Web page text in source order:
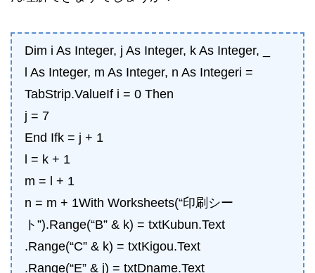
Dim i As Integer, j As Integer, k As Integer, _
l As Integer, m As Integer, n As Integeri =
TabStrip.ValueIf i = 0 Then
j = 7
End Ifk = j + 1
l = k + 1
m = l + 1
n = m + 1With Worksheets(“印刷シー
ト”).Range(“B” & k) = txtKubun.Text
.Range(“C” & k) = txtKigou.Text
.Range(“E” & j) = txtDname.Text